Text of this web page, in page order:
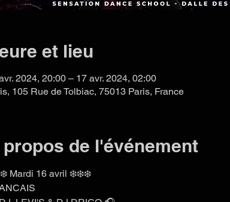
et lieu
2024, 20:00 – 17 avr. 2024, 02:00
105 Rue de Tolbiac, 75013 Paris, France
propos de l'événement
Mardi 16 avril ❄️❄️❄️